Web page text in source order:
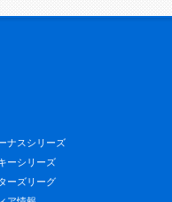
ナスシリーズ
ーシリーズ
ーズリーグ